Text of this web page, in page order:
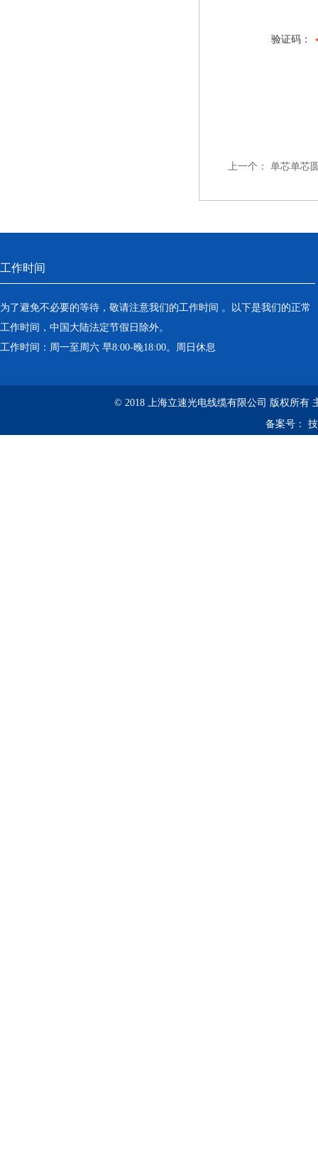
验证码：
上一个： 单芯单芯
工作时间
为了避免不必要的等待，敬请注意我们的工作时间 。以下是我们的正常
工作时间，中国大陆法定节假日除外。
工作时间：周一至周六 早8:00-晚18:00。周日休息
© 2018 上海立速光电线缆有限公司 版权所有
备案号：